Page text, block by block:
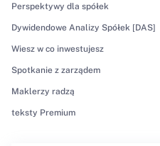
Perspektywy dla spółek
Dywidendowe Analizy Spółek [DAS]
Wiesz w co inwestujesz
Spotkanie z zarządem
Maklerzy radzą
teksty Premium